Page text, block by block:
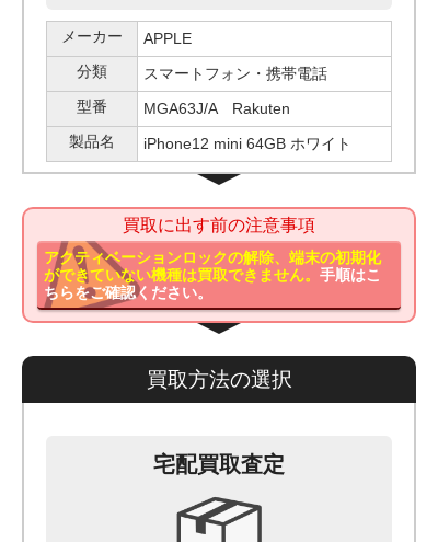
メーカー
APPLE
分類
スマートフォン・携帯電話
型番
MGA63J/A Rakuten
製品名
iPhone12 mini 64GB ホワイト
買取に出す前の注意事項
アクティベーションロックの解除、端末の初期化
ができていない機種は買取できません。手順はこ
ちらをご確認ください。
買取方法の選択
宅配買取査定